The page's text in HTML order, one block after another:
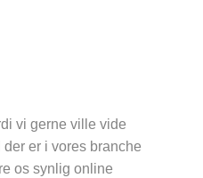
vi gerne ville vide
er i vores branche
os synlig online